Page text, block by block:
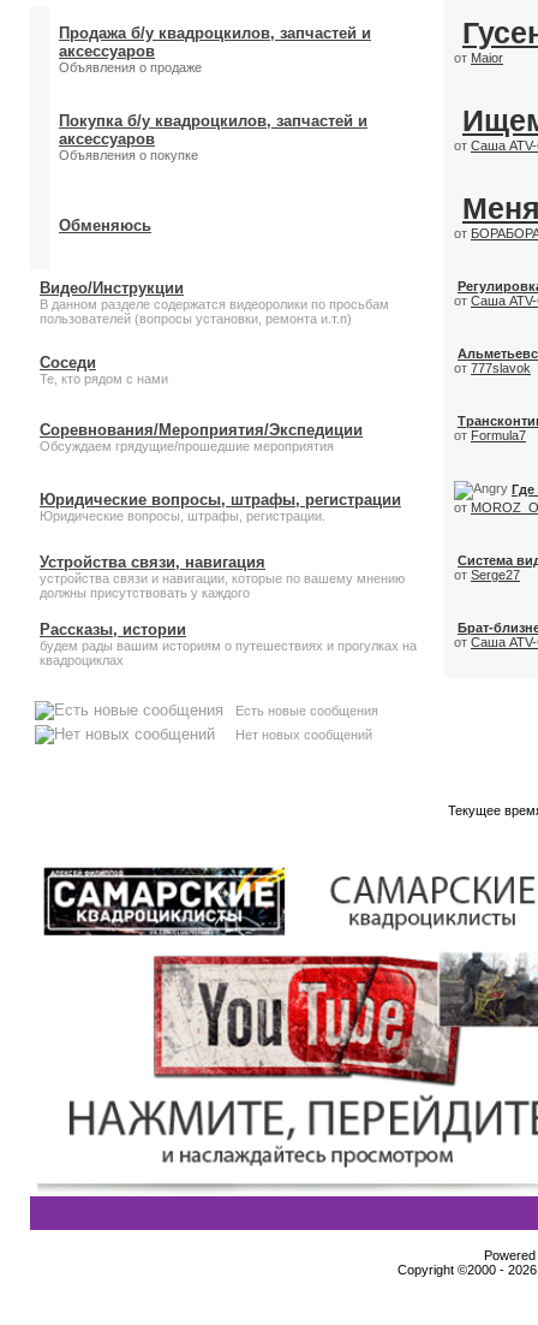
Продажа б/у квадроцкилов, запчастей и
аксессуаров
Объявления о продаже
от Maior
Покупка б/у квадроцкилов, запчастей и
аксессуаров
Объявления о покупке
от Саша
Обменяюсь от
Видео/Инструкции
В данном разделе содержатся видеоролики по просьбам
пользователей (вопросы установки, ремонта и.т.п)
от Саша
Соседи
Те, кто рядом с нами
от 777slavok
Соревнования/Мероприятия/Экспедиции
Обсуждаем грядущие/прошедшие мероприятия
от Formula7
Юридические вопросы, штрафы, регистрации
Юридические вопросы, штрафы, регистрации.
Где
от
Устройства связи, навигация
устройства связи и навигации, которые по вашему мнению
должны присутствовать у каждого
Система
от Serge27
Рассказы, истории
будем рады вашим историям о путешествиях и прогулках на
квадроциклах
Брат-
от Саша
Есть новые сообщения
Нет новых сообщений
Текущее
Copyright ©2000 -